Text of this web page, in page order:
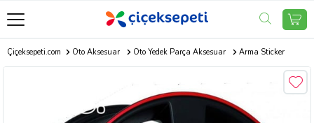
Çiçeksepeti.com Oto Aksesuar Oto Yedek Parça Aksesuar Arma Sticker